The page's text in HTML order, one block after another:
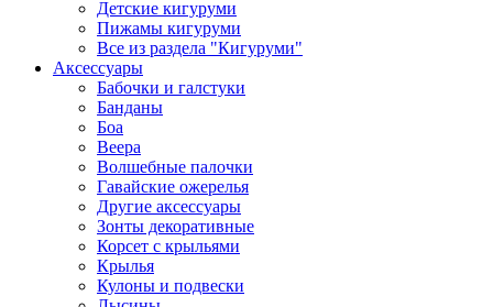
Детские кигуруми
Пижамы кигуруми
Все из раздела "Кигуруми"
Аксессуары
Бабочки и галстуки
Банданы
Боа
Веера
Волшебные палочки
Гавайские ожерелья
Другие аксессуары
Зонты декоративные
Корсет с крыльями
Крылья
Кулоны и подвески